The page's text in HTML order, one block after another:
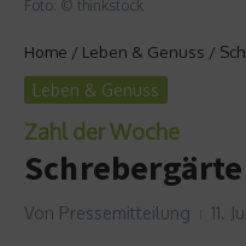
Foto: © thinkstock
Home / Leben & Genuss /
Leben & Genuss
Zahl der Woche
Von Pressemitteilung 11.